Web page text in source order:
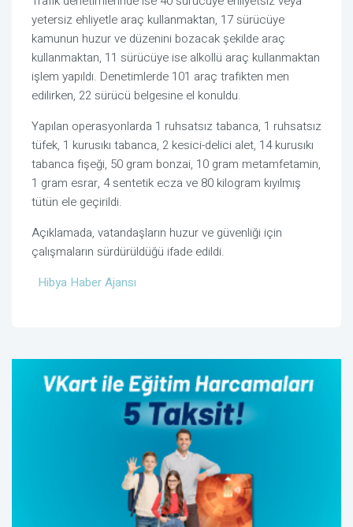
yetersiz ehliyetle araç kullanmaktan, 17 sürücüye
kamunun huzur ve düzenini bozacak şekilde araç
kullanmaktan, 11 sürücüye ise alkollü araç kullanmaktan
işlem yapıldı. Denetimlerde 101 araç trafikten men
edilirken, 22 sürücü belgesine el konuldu.
Yapılan operasyonlarda 1 ruhsatsız tabanca, 1 ruhsatsız
tüfek, 1 kurusıkı tabanca, 2 kesici-delici alet, 14 kurusıkı
tabanca fişeği, 50 gram bonzai, 10 gram metamfetamin,
1 gram esrar, 4 sentetik ecza ve 80 kilogram kıyılmış
tütün ele geçirildi.
Açıklamada, vatandaşların huzur ve güvenliği için
çalışmaların sürdürüldüğü ifade edildi.
Hibya Haber Ajansı